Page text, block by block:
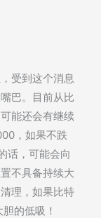
受到这个消息
巴。目前从比
能还会有继续
，如果不跌
话，可能会向
不具备持续大
理，如果比特
的低吸！